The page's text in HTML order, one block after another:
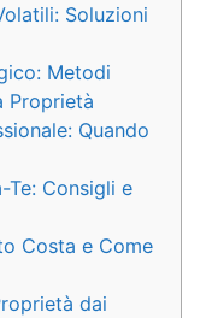
Soluzioni
Metodi
Proprietà
Quando
Te: Consigli e
Costa e Come
dai